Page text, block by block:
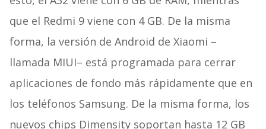
que el Redmi 9 viene con 4 GB. De la misma
forma, la versión de Android de Xiaomi –
llamada MIUI– está programada para cerrar
aplicaciones de fondo más rápidamente que en
los teléfonos Samsung. De la misma forma, los
nuevos chips Dimensity soportan hasta 12 GB